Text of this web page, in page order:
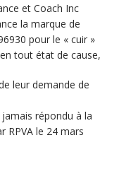
et Coach Inc
la marque de
pour le « cuir »
tout état de cause,
leur demande de
répondu à la
RPVA le 24 mars